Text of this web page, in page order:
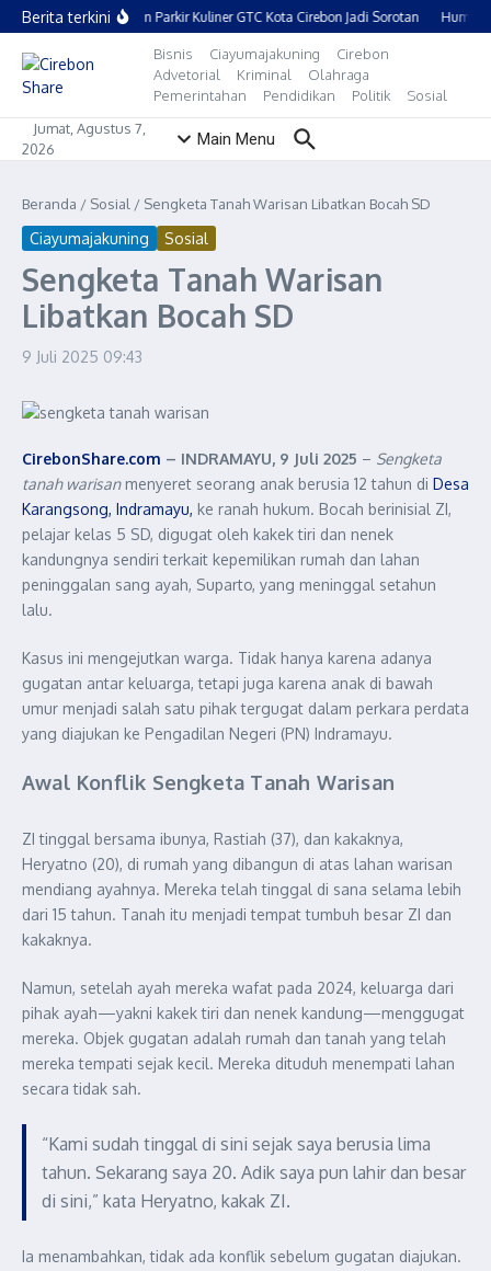
Lewati ke konten
Berita terkiniPelataran Parkir Kuliner GTC Kota Cirebon Jadi Sorotan Humble
Bisnis Ciayumajakuning
Cirebon
Advetorial
Kriminal
Olahraga
Pemerintahan
Pendidikan Politik
Sosial
Jumat, Agustus 7,
2026
Main Menu
Beranda / Sosial / Sengketa Tanah Warisan Libatkan Bocah SD
Ciayumajakuning Sosial
Sengketa Tanah Warisan
Libatkan Bocah SD
9 Juli 2025 09:43
CirebonShare.com – INDRAMAYU, 9 Juli 2025 – Sengketa
tanah warisanmenyeret seorang anak berusia 12 tahun di Desa
Karangsong, Indramayu, ke ranah hukum. Bocah berinisial ZI,
pelajar kelas 5 SD, digugat oleh kakek tiri dan nenek
kandungnya sendiri terkait kepemilikan rumah dan lahan
peninggalan sang ayah, Suparto, yang meninggal setahun
lalu.
Kasus ini mengejutkan warga. Tidak hanya karena adanya
gugatan antar keluarga, tetapi juga karena anak di bawah
umur menjadi salah satu pihak tergugat dalam perkara perdata
yang diajukan ke Pengadilan Negeri (PN) Indramayu.
Awal Konflik Sengketa Tanah Warisan
ZI tinggal bersama ibunya, Rastiah (37), dan kakaknya,
Heryatno (20), di rumah yang dibangun di atas lahan warisan
mendiang ayahnya. Mereka telah tinggal di sana selama lebih
dari 15 tahun. Tanah itu menjadi tempat tumbuh besar ZI dan
kakaknya.
Namun, setelah ayah mereka wafat pada 2024, keluarga dari
pihak ayah—yakni kakek tiri dan nenek kandung—menggugat
mereka. Objek gugatan adalah rumah dan tanah yang telah
mereka tempati sejak kecil. Mereka dituduh menempati lahan
secara tidak sah.
“Kami sudah tinggal di sini sejak saya berusia lima
tahun. Sekarang saya 20. Adik saya pun lahir dan besar
di sini,” kata Heryatno, kakak ZI.
Ia menambahkan, tidak ada konflik sebelum gugatan diajukan.